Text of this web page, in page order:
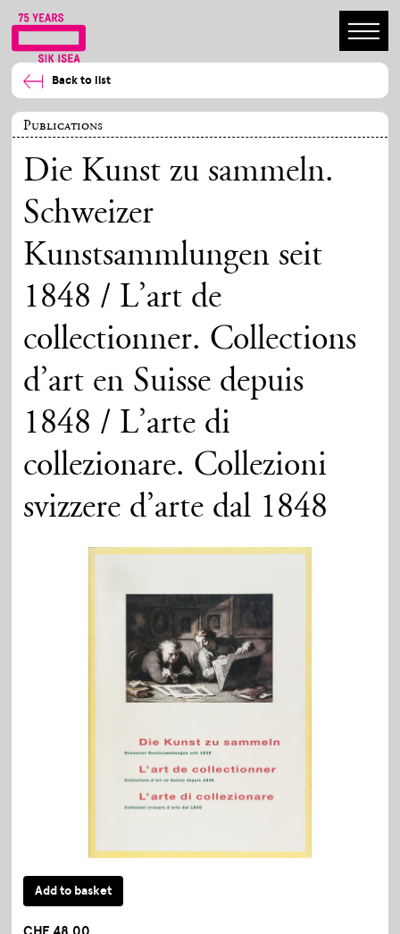
Back to list
Publications
Die Kunst zu sammeln.
Schweizer
Kunstsammlungen seit
1848 / L’art de
collectionner. Collections
d’art en Suisse depuis
1848 / L’arte di
collezionare. Collezioni
svizzere d’arte dal 1848